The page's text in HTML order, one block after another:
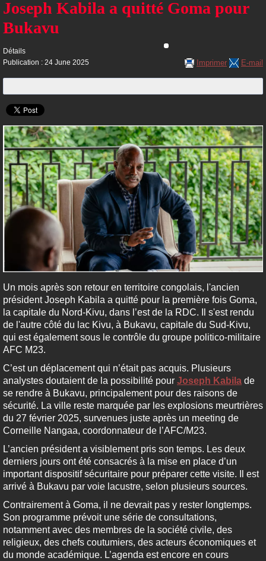
Joseph Kabila a quitté Goma pour
Bukavu
Imprimer E-mail
Détails
Publication : 24 June 2025
Un mois après son retour en territoire congolais, l'ancien
président Joseph Kabila a quitté pour la première fois Goma,
la capitale du Nord-Kivu, dans l’est de la RDC. Il s'est rendu
de l'autre côté du lac Kivu, à Bukavu, capitale du Sud-Kivu,
qui est également sous le contrôle du groupe politico-militaire
AFC M23.
C’est un déplacement qui n’était pas acquis. Plusieurs
analystes doutaient de la possibilité pour Joseph Kabila de
se rendre à Bukavu, principalement pour des raisons de
sécurité. La ville reste marquée par les explosions meurtrières
du 27 février 2025, survenues juste après un meeting de
Corneille Nangaa, coordonnateur de l’AFC/M23.
L’ancien président a visiblement pris son temps. Les deux
derniers jours ont été consacrés à la mise en place d’un
important dispositif sécuritaire pour préparer cette visite. Il est
arrivé à Bukavu par voie lacustre, selon plusieurs sources.
Contrairement à Goma, il ne devrait pas y rester longtemps.
Son programme prévoit une série de consultations,
notamment avec des membres de la société civile, des
religieux, des chefs coutumiers, des acteurs économiques et
du monde académique. L’agenda est encore en cours